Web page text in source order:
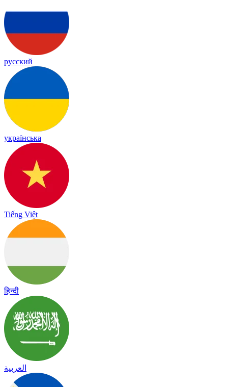
русский
українська
Tiếng Việt
हिन्दी
العربية